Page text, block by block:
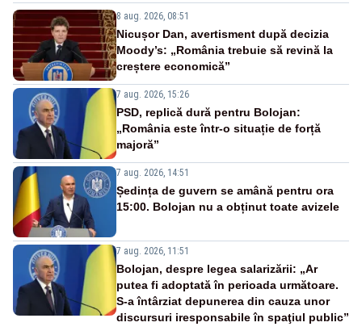
8 aug. 2026, 08:51
Nicușor Dan, avertisment după decizia
Moody’s: „România trebuie să revină la
creștere economică”
7 aug. 2026, 15:26
PSD, replică dură pentru Bolojan:
„România este într-o situație de forță
majoră”
7 aug. 2026, 14:51
Ședința de guvern se amână pentru ora
15:00. Bolojan nu a obținut toate avizele
7 aug. 2026, 11:51
Bolojan, despre legea salarizării: „Ar
putea fi adoptată în perioada următoare.
S-a întârziat depunerea din cauza unor
discursuri iresponsabile în spaţiul public”